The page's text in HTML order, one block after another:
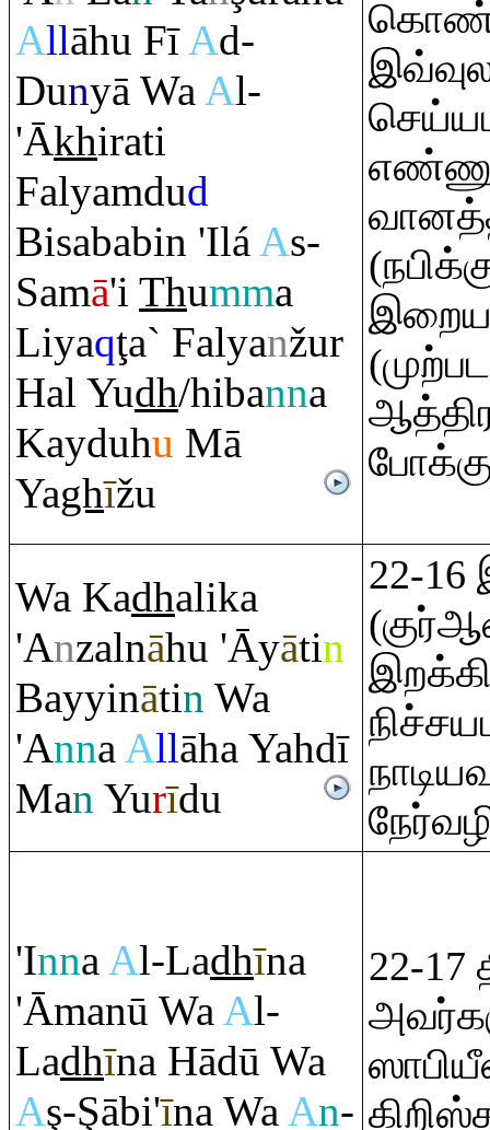
Allāhu FīAd-
Dunyā WaAl-
'Ākhirati
Falyamdud
Bisababin 'IláAs-
Samā'i Thumma
Liyaqţa` Falyanžur
Hal Yudh/hibanna
Kayduhu Mā
Yaghīžu
Wa Kadhalika
'Anzalnāhu 'Āyātin
Bayyinātin Wa
'AnnaAllāha Yahdī
Man Yurīdu
22-
'InnaAl-Ladhīna
'Āmanū WaAl-
Ladhīna Hādū Wa
Aş-Şābi'īna WaAn-
22-